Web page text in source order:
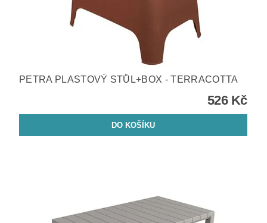
PETRA PLASTOVÝ STŮL+BOX - TERRACOTTA
526 Kč